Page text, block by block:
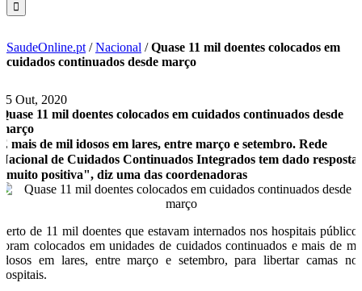
SaudeOnline.pt /Nacional /Quase 11 mil doentes colocados em
cuidados continuados desde março
15 Out, 2020
Quase 11 mil doentes colocados em cuidados continuados desde
março
E mais de mil idosos em lares, entre março e setembro. Rede
Nacional de Cuidados Continuados Integrados tem dado resposta
"muito positiva", diz uma das coordenadoras
Perto de 11 mil doentes que estavam internados nos hospitais públicos
foram colocados em unidades de cuidados continuados e mais de mil
idosos em lares, entre março e setembro, para libertar camas nos
hospitais.